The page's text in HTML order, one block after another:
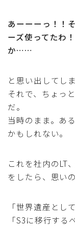
あーーーっ！！
ーズ使ってたわ
か……
と思い出してしま
それで、ちょっ
だ。
当時のまま。あ
かもしれない。
これを社内のLT
をしたら、思い
「世界遺産とし
「S3に移行する